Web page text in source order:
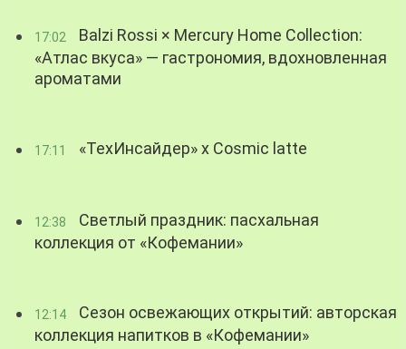
17:02
Balzi Rossi × Mercury Home Collection:
«Атлас вкуса» — гастрономия, вдохновленная
ароматами
17:11 «ТехИнсайдер» х Cosmic latte
12:38
Светлый праздник: пасхальная
коллекция от «Кофемании»
12:14
Сезон освежающих открытий: авторская
коллекция напитков в «Кофемании»